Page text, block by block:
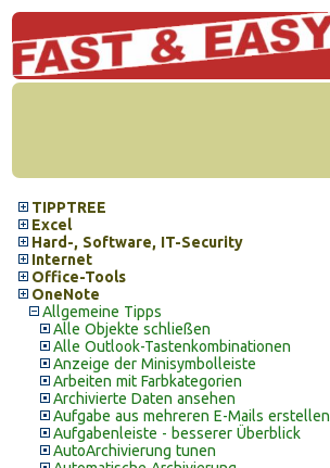
TIPPTREE
Excel
Hard-, Software, IT-Security
Internet
Office-Tools
OneNote
Allgemeine Tipps
Alle Objekte schließen
Alle Outlook-Tastenkombinationen
Anzeige der Minisymbolleiste
Arbeiten mit Farbkategorien
Archivierte Daten ansehen
Aufgabe aus mehreren E-Mails erstellen
Aufgabenleiste - besserer Überblick
AutoArchivierung tunen